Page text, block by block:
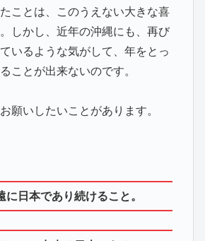
ことは、このうえない大きな喜
しかし、近年の沖縄にも、再び
いるような気がして、年をとっ
ことが出来ないのです。
願いしたいことがあります。
日本であり続けること。